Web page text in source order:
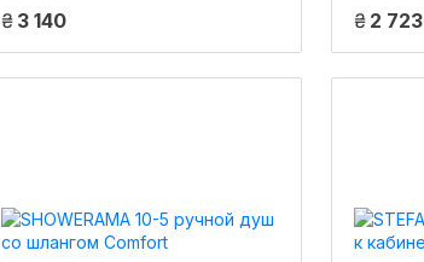
₴ 3 140
₴ 2 723